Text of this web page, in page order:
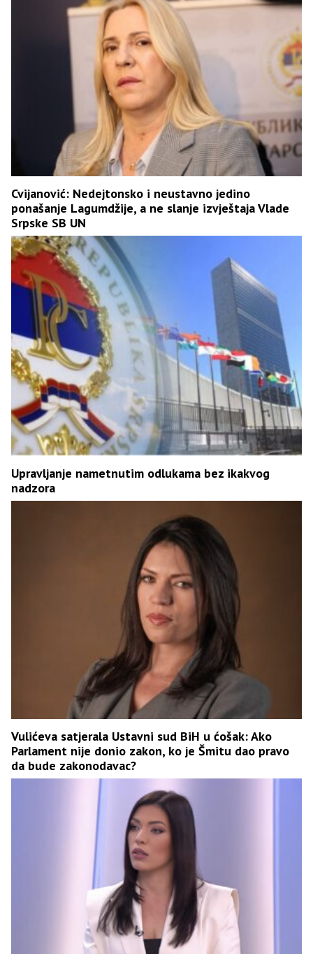
Cvijanović: Nedejtonsko i neustavno jedino
ponašanje Lagumdžije, a ne slanje izvještaja Vlade
Srpske SB UN
Upravljanje nametnutim odlukama bez ikakvog
nadzora
Vulićeva satjerala Ustavni sud BiH u ćošak: Ako
Parlament nije donio zakon, ko je Šmitu dao pravo
da bude zakonodavac?